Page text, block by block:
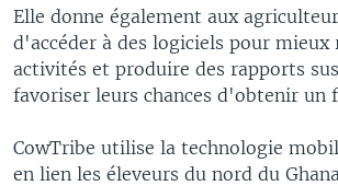
Elle donne également aux
d'accéder à des logiciels pour
activités et produire des rapports
favoriser leurs chances d'obtenir un
CowTribe utilise la technologie
en lien les éleveurs du nord du